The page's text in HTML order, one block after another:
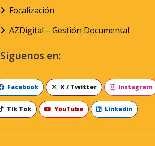
Focalización
AZDigital – Gestión Documental
Síguenos en:
Facebook X / Twitter Instagram
Tik Tok YouTube Linkedin